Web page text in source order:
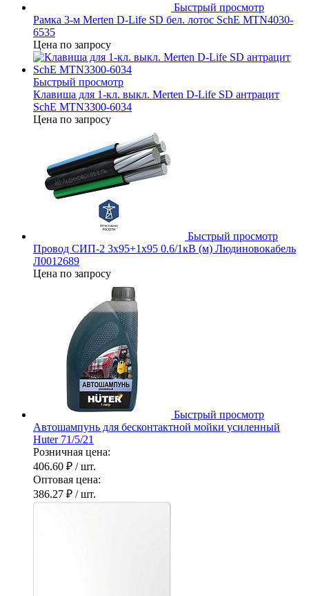
Быстрый просмотр
Рамка 3-м Merten D-Life SD бел. лотос SchE MTN4030-
6535
Цена по запросу
Быстрый просмотр
Клавиша для 1-кл. выкл. Merten D-Life SD антрацит
SchE MTN3300-6034
Цена по запросу
Быстрый просмотр
Провод СИП-2 3х95+1х95 0.6/1кВ (м) Людиновокабель
Л0012689
Цена по запросу
Быстрый просмотр
Автошампунь для бесконтактной мойки усиленный
Huter 71/5/21
Розничная цена:
406.60 ₽ / шт.
Оптовая цена:
386.27 ₽ / шт.